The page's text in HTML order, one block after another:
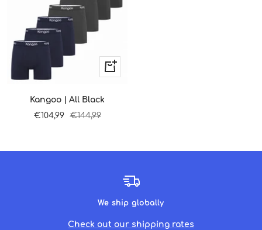
Quick
view
Kangoo | All Black
Sale
€104,99
Regular
€144,99
We ship globally
Check out our shipping rates